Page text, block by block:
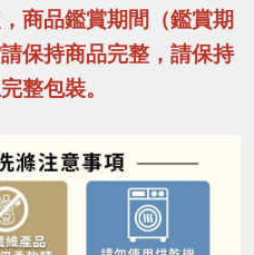
商品鑑賞期間（鑑賞期
保持商品完整，請保持
整包裝。